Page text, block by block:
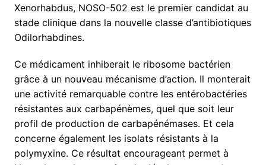
Xenorhabdus, NOSO-502 est le premier candidat au
stade clinique dans la nouvelle classe d’antibiotiques
Odilorhabdines.
Ce médicament inhiberait le ribosome bactérien
grâce à un nouveau mécanisme d’action. Il monterait
une activité remarquable contre les entérobactéries
résistantes aux carbapénèmes, quel que soit leur
profil de production de carbapénémases. Et cela
concerne également les isolats résistants à la
polymyxine. Ce résultat encourageant permet à